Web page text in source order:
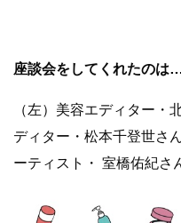
座談会をしてくれたの
（左）美容エディター・
ディター・松本千登世さ
ーティスト・ 室橋佑紀さ